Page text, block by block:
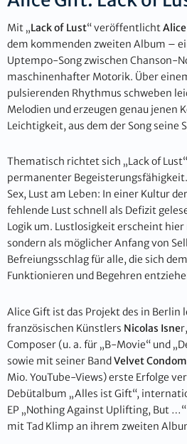
Mit „Lack of Lust“ veröffentlicht
dem kommenden zweiten Album –
Uptempo-Song zwischen Chanson-
maschinenhafter Motorik. Über
pulsierenden Rhythmus schweben
Melodien und erzeugen genau jenen
Leichtigkeit, aus dem der Song seine
Thematisch richtet sich „Lack of
permanenter
Sex, Lust am Leben: In einer Kultur
fehlende Lust schnell als Defizit
Logik um. Lustlosigkeit erscheint
sondern als möglicher Anfang von
Befreiungsschlag für alle, die sich
Funktionieren und Begehren
Alice Gift ist das Projekt des in Berlin
französischen Künstlers Nicolas Isne
Composer (u. a. für „B-Movie“ und
sowie mit seiner BandVelvet Condom
Mio. YouTube-Views) erste Erfolge
Debütalbum „Alles ist Gift“,
EP „Nothing Against Uplifting, But
mit Tad Klimp an ihrem zweiten